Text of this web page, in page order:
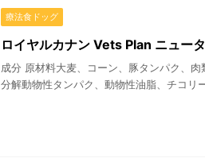
療法食ドッグ
ロイヤルカナン Vets Plan ニュー
成分 原材料大麦、コーン、豚タンパク、
分解動物性タンパク、動物性油脂、チコリ